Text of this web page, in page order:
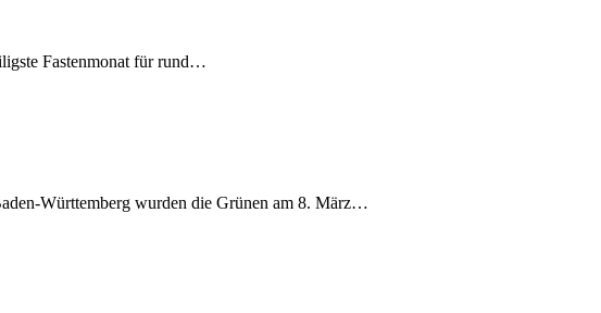
Fastenmonat für rund…
Württemberg wurden die Grünen am 8. März…